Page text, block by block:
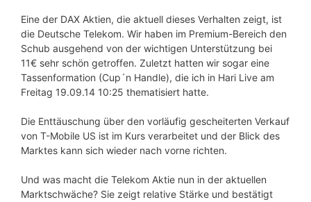
Eine der DAX Aktien, die aktuell dieses Verhalten zeigt, ist
die Deutsche Telekom. Wir haben im Premium-Bereich den
Schub ausgehend von der wichtigen Unterstützung bei
11€ sehr schön getroffen. Zuletzt hatten wir sogar eine
Tassenformation (Cup´n Handle), die ich in Hari Live am
Freitag 19.09.14 10:25 thematisiert hatte.
Die Enttäuschung über den vorläufig gescheiterten Verkauf
von T-Mobile US ist im Kurs verarbeitet und der Blick des
Marktes kann sich wieder nach vorne richten.
Und was macht die Telekom Aktie nun in der aktuellen
Marktschwäche? Sie zeigt relative Stärke und bestätigt